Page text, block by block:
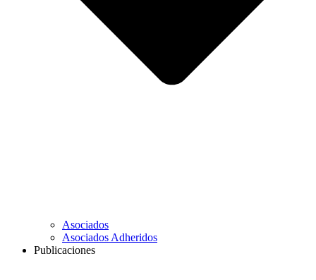
Asociados
Asociados Adheridos
Publicaciones